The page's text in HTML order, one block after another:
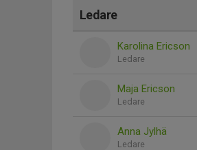
Ledare
Karolina Ericson
Ledare
Maja Ericson
Ledare
Anna Jylhä
Ledare